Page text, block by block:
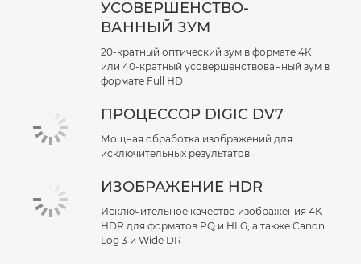
УСОВЕРШЕНСТВО-
ВАННЫЙ ЗУМ
20-кратный оптический зум в формате 4K
или 40-кратный усовершенствованный зум в
формате Full HD
ПРОЦЕССОР DIGIC DV7
Мощная обработка изображений для
исключительных результатов
ИЗОБРАЖЕНИЕ HDR
Исключительное качество изображения 4K
HDR для форматов PQ и HLG, а также Canon
Log 3 и Wide DR